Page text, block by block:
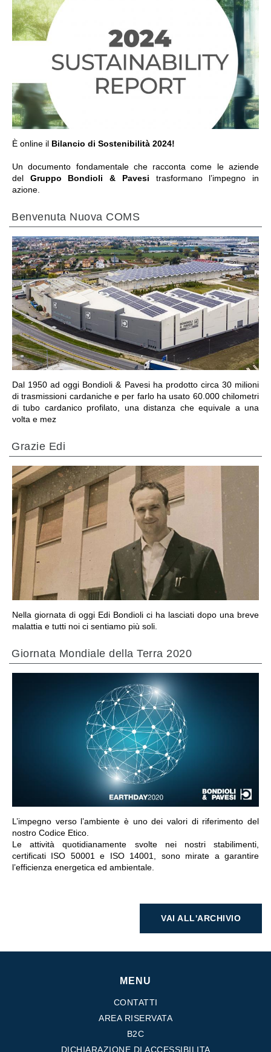
È online il Bilancio di Sostenibilità 2024!
Un documento fondamentale che racconta come le aziende
del Gruppo Bondioli & Pavesi trasformano l’impegno in
azione.
VAI ALLA SEZIONE
Benvenuta Nuova COMS
Dal 1950 ad oggi Bondioli & Pavesi ha prodotto circa 30 milioni
di trasmissioni cardaniche e per farlo ha usato 60.000 chilometri
di tubo cardanico profilato, una distanza che equivale a una
volta e mez
VAI ALLA SEZIONE
Grazie Edi
Nella giornata di oggi Edi Bondioli ci ha lasciati dopo una breve
malattia e tutti noi ci sentiamo più soli.
VAI ALLA SEZIONE
Giornata Mondiale della Terra 2020
L’impegno verso l’ambiente è uno dei valori di riferimento del
nostro Codice Etico.
Le attività quotidianamente svolte nei nostri stabilimenti,
certificati ISO 50001 e ISO 14001, sono mirate a garantire
l’efficienza energetica ed ambientale.
VAI ALLA SEZIONE
VAI ALL'ARCHIVIO
MENU
CONTATTI
AREA RISERVATA
B2C
DICHIARAZIONE DI ACCESSIBILITA